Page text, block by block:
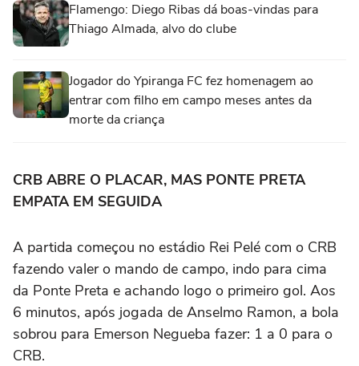
Flamengo: Diego Ribas dá boas-vindas para
Thiago Almada, alvo do clube
Jogador do Ypiranga FC fez homenagem ao
entrar com filho em campo meses antes da
morte da criança
CRB ABRE O PLACAR, MAS PONTE PRETA
EMPATA EM SEGUIDA
A partida começou no estádio Rei Pelé com o CRB
fazendo valer o mando de campo, indo para cima
da Ponte Preta e achando logo o primeiro gol. Aos
6 minutos, após jogada de Anselmo Ramon, a bola
sobrou para Emerson Negueba fazer: 1 a 0 para o
CRB.